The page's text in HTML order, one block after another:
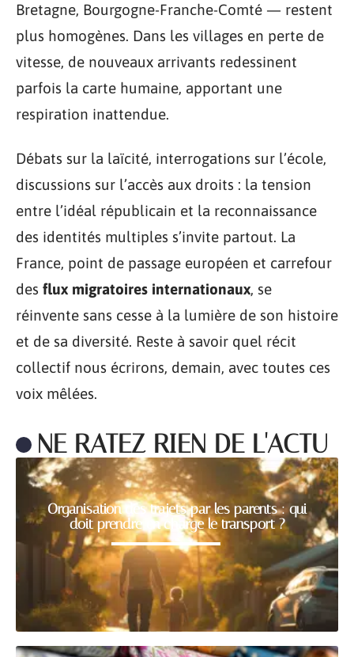
Bretagne, Bourgogne-Franche-Comté — restent
plus homogènes. Dans les villages en perte de
vitesse, de nouveaux arrivants redessinent
parfois la carte humaine, apportant une
respiration inattendue.
Débats sur la laïcité, interrogations sur l’école,
discussions sur l’accès aux droits : la tension
entre l’idéal républicain et la reconnaissance
des identités multiples s’invite partout. La
France, point de passage européen et carrefour
des flux migratoires internationaux, se
réinvente sans cesse à la lumière de son histoire
et de sa diversité. Reste à savoir quel récit
collectif nous écrirons, demain, avec toutes ces
voix mêlées.
NE RATEZ RIEN DE L'ACTU
Organisation des trajets par les parents : qui
doit prendre en charge le transport ?